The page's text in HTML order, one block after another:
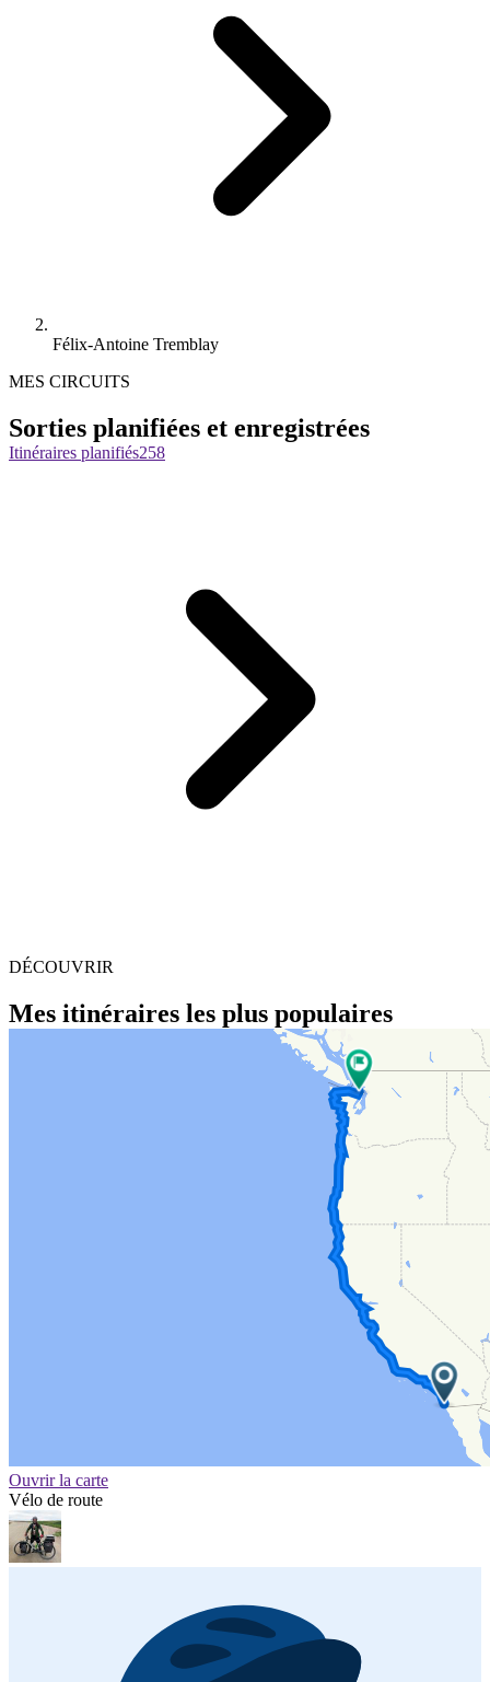
Félix-Antoine Tremblay
MES CIRCUITS
Sorties planifiées et enregistrées
Itinéraires planifiés258
DÉCOUVRIR
Mes itinéraires les plus populaires
Ouvrir la carte
Vélo de route